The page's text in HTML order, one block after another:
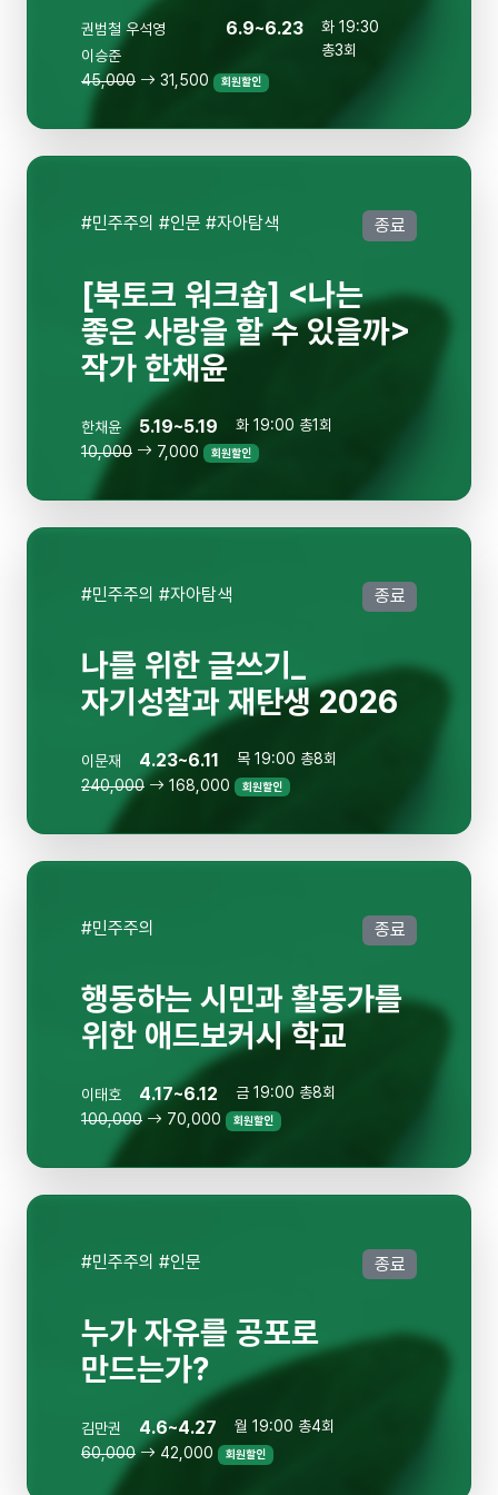
권범철 우석영
이승준
6.9~6.23
화 19:30
총3회
45,000
31,500 회원할인
#민주주의 #인문 #자아탐색 종료
[북토크 워크숍] <나는
좋은 사랑을 할 수 있을까>
작가 한채윤
한채윤 5.19~5.19
화 19:00 총1회
10,000
7,000 회원할인
#민주주의 #자아탐색 종료
나를 위한 글쓰기_
자기성찰과 재탄생 2026
이문재 4.23~6.11
목 19:00 총8회
240,000
168,000 회원할인
#민주주의 종료
행동하는 시민과 활동가를
위한 애드보커시 학교
이태호 4.17~6.12
금 19:00 총8회
100,000
70,000 회원할인
#민주주의 #인문 종료
누가 자유를 공포로
만드는가?
김만권 4.6~4.27
월 19:00 총4회
60,000
42,000 회원할인